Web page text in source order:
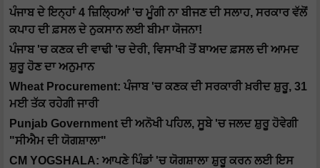
ਪੰਜਾਬ ਦੇ ਇਨ੍ਹਾਂ 4 ਜ਼ਿਲ੍ਹਿਆਂ 'ਚ ਮੂੰਗੀ ਨਾ ਬੀਜਣ ਦੀ ਸਲਾਹ, ਸਰਕਾਰ ਵੱਲੋਂ
ਕਪਾਹ ਦੀ ਫ਼ਸਲ ਦੇ ਨੁਕਸਾਨ ਲਈ ਬੀਮਾ ਯੋਜਨਾ!
ਪੰਜਾਬ 'ਚ ਕਣਕ ਦੀ ਵਾਢੀ 'ਚ ਦੇਰੀ, ਵਿਸਾਖੀ ਤੋਂ ਬਾਅਦ ਫ਼ਸਲ ਦੀ ਆਮਦ
ਸ਼ੁਰੂ ਹੋਣ ਦਾ ਅਨੁਮਾਨ
Wheat Procurement: ਪੰਜਾਬ 'ਚ ਕਣਕ ਦੀ ਸਰਕਾਰੀ ਖ਼ਰੀਦ ਸ਼ੁਰੂ, 31
ਮਈ ਤੱਕ ਰਹੇਗੀ ਜਾਰੀ
Punjab Government ਦੀ ਅਨੋਖੀ ਪਹਿਲ, ਸੂਬੇ 'ਚ ਜਲਦ ਸ਼ੁਰੂ ਹੋਵੇਗੀ
"ਸੀਐਮ ਦੀ ਯੋਗਸ਼ਾਲਾ"
CM YOGSHALA: ਆਪਣੇ ਪਿੰਡਾਂ 'ਚ ਯੋਗਸ਼ਾਲਾ ਸ਼ੁਰੂ ਕਰਨ ਲਈ ਇਸ